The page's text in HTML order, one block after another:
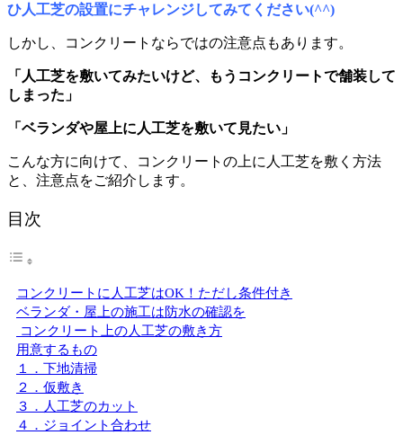
ひ人工芝の設置にチャレンジしてみてください(^^)
しかし、コンクリートならではの注意点もあります。
「人工芝を敷いてみたいけど、もうコンクリートで舗装して
しまった」
「ベランダや屋上に人工芝を敷いて見たい」
こんな方に向けて、コンクリートの上に人工芝を敷く方法
と、注意点をご紹介します。
目次
コンクリートに人工芝はOK！ただし条件付き
ベランダ・屋上の施工は防水の確認を
コンクリート上の人工芝の敷き方
用意するもの
１．下地清掃
２．仮敷き
３．人工芝のカット
４．ジョイント合わせ